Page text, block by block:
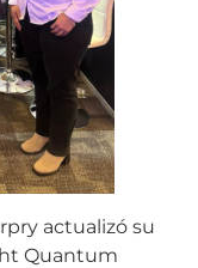
actualizó su
Quantum